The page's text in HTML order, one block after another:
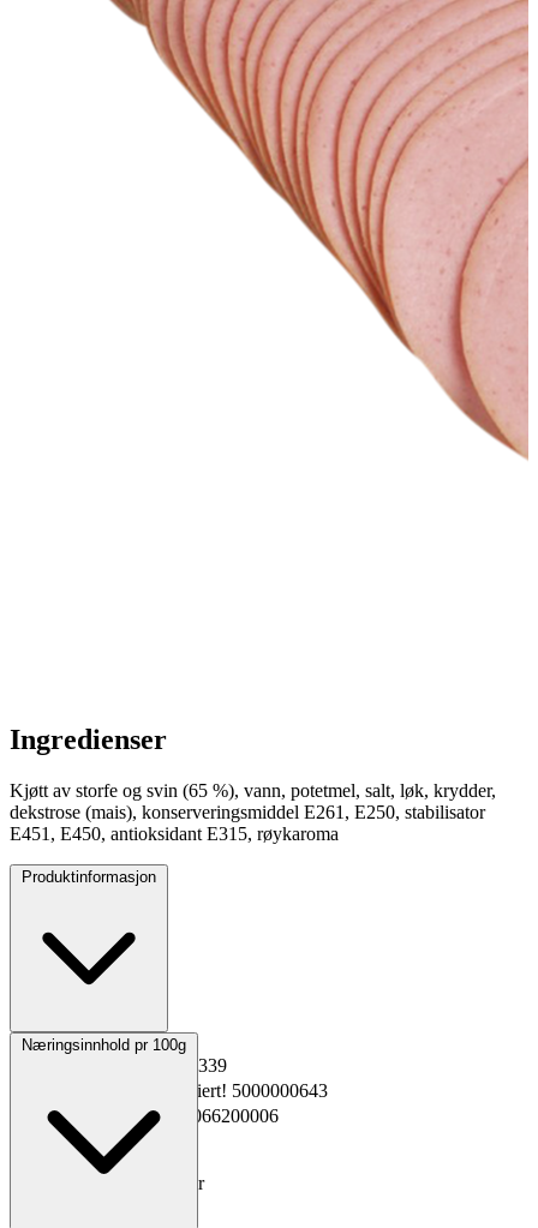
Ingredienser
Kjøtt av storfe og svin (65 %), vann, potetmel, salt, løk, krydder,
dekstrose (mais), konserveringsmiddel E261, E250, stabilisator
E451, E450, antioksidant E315, røykaroma
Produktinformasjon
Opprinnelsesland Norge
628339
Kopiert! 5000000643
GTIN
Kopiert! 2301066200006
Vekt pakning
0.5 kg
Oppbevaring 0 til 4°C
35 dager
Næringsinnhold pr 100g